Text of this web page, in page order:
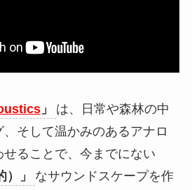
」
は、日常や森林の中
そして温かみのあるアナロ
ることで、今までにない
」
なサウンドスケープを作